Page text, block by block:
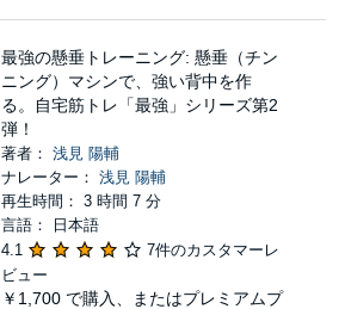
最強の懸垂トレーニング: 懸垂（チン
ニング）マシンで、強い背中を作
る。自宅筋トレ「最強」シリーズ第2
弾！
著者： 浅見 陽輔
ナレーター： 浅見 陽輔
再生時間： 3 時間 7 分
言語： 日本語
4.1
7件のカスタマーレ
ビュー
￥1,700 で購入、またはプレミアムプ